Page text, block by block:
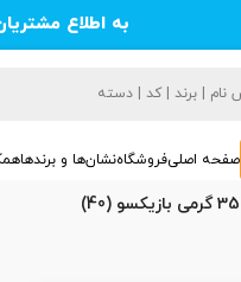
به اطلاع
صفحه اصلیفروشگاهنشان‌ها و برندها